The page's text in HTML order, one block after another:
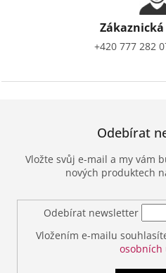
+420 777 282
Odebírat
Vložte svůj e-mail a my vám
nových produktech
Odebírat newsletter
Vložením e-mailu
osobních